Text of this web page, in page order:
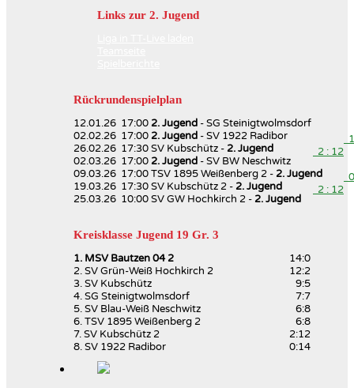
Links zur 2. Jugend
Rückrundenspielplan
12.01.26 17:00 2. Jugend - SG Steinigtwolmsdorf
02.02.26 17:00 2. Jugend - SV 1922 Radibor
26.02.26 17:30 SV Kubschütz - 2. Jugend 2 : 12
02.03.26 17:00 2. Jugend - SV BW Neschwitz
09.03.26 17:00 TSV 1895 Weißenberg 2 - 2. Jugend
19.03.26 17:30 SV Kubschütz 2 - 2. Jugend 2 : 12
25.03.26 10:00 SV GW Hochkirch 2 - 2. Jugend
Kreisklasse Jugend 19 Gr. 3
1. MSV Bautzen 04 2
14:0
2. SV Grün-Weiß Hochkirch 2
12:2
3. SV Kubschütz
9:5
4. SG Steinigtwolmsdorf
7:7
5. SV Blau-Weiß Neschwitz
6:8
6. TSV 1895 Weißenberg 2
6:8
7. SV Kubschütz 2
2:12
8. SV 1922 Radibor
0:14